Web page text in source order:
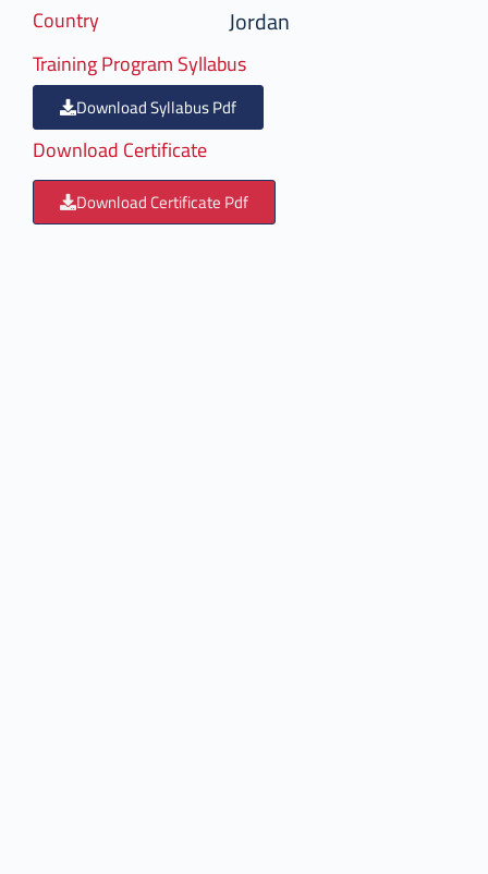
Country Jordan
Training Program Syllabus
Download Syllabus Pdf
Download Certificate
Download Certificate Pdf